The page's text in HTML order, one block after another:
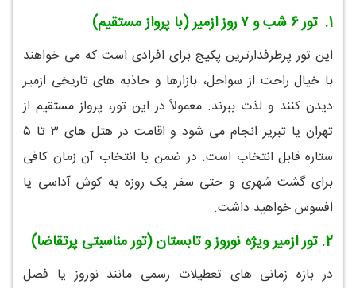
1. تور ۶ شب و ۷ روز ازمیر (با پرواز مستقیم)
این تور پرطرفدارترین پکیج برای افرادی است که می خواهند
با خیال راحت از سواحل، بازارها و جاذبه های تاریخی ازمیر
دیدن کنند و لذت ببرند. معمولاً در این تور، پرواز مستقیم از
تهران یا تبریز انجام می شود و اقامت در هتل های ۳ تا ۵
ستاره قابل انتخاب است. در ضمن با انتخاب آن زمان کافی
برای گشت شهری و حتی سفر یک روزه به کوش آداسی یا
افسوس خواهید داشت.
2. تور ازمیر ویژه نوروز و تابستان (تور مناسبتی پرتقاضا)
در بازه زمانی های تعطیلات رسمی مانند نوروز یا فصل